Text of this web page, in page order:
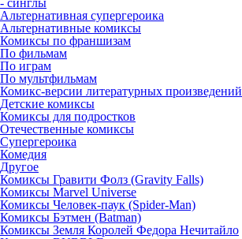
Альтернативная супергероика
Альтернативные комиксы
Комиксы по франшизам
По фильмам
По играм
По мультфильмам
Комикс-версии литературных произведений
Детские комиксы
Комиксы для подростков
Отечественные комиксы
Супергероика
Комедия
Другое
Комиксы Гравити Фолз (Gravity Falls)
Комиксы Marvel Universe
Комиксы Человек-паук (Spider-Man)
Комиксы Бэтмен (Batman)
Комиксы Земля Королей Федора Нечитайло